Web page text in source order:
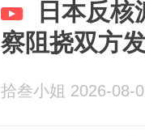
日本反
察阻挠双方
拾叁小姐 2026-08-